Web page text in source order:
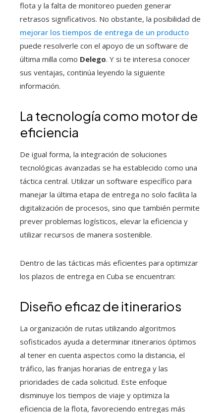
flota y la falta de monitoreo pueden generar
retrasos significativos. No obstante, la posibilidad de
mejorar los tiempos de entrega de un producto
puede resolverle con el apoyo de un software de
última milla como Delego. Y si te interesa conocer
sus ventajas, continúa leyendo la siguiente
información.
La tecnología como motor de
eficiencia
De igual forma, la integración de soluciones
tecnológicas avanzadas se ha establecido como una
táctica central. Utilizar un software específico para
manejar la última etapa de entrega no solo facilita la
digitalización de procesos, sino que también permite
prever problemas logísticos, elevar la eficiencia y
utilizar recursos de manera sostenible.
Dentro de las tácticas más eficientes para optimizar
los plazos de entrega en Cuba se encuentran:
Diseño eficaz de itinerarios
La organización de rutas utilizando algoritmos
sofisticados ayuda a determinar itinerarios óptimos
al tener en cuenta aspectos como la distancia, el
tráfico, las franjas horarias de entrega y las
prioridades de cada solicitud. Este enfoque
disminuye los tiempos de viaje y optimiza la
eficiencia de la flota, favoreciendo entregas más